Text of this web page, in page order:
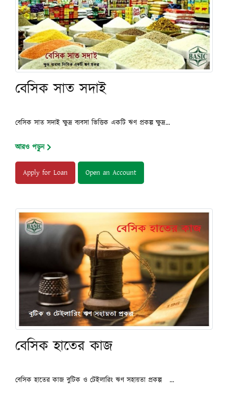
বেসিক সাত সদাই
বেসিক সাত সদাই ক্ষুদ্র ব্যবসা ভিত্তিক একটি ঋণ প্রকল্প ক্ষুদ্র...
আরও পড়ুন
Apply for Loan Open an Account
বেসিক হাতের কাজ
বেসিক হাতের কাজ বুটিক ও টেইলারিং ঋণ সহায়তা প্রকল্প ...